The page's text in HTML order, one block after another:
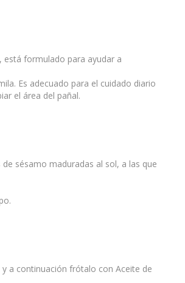
está formulado para ayudar a
Es adecuado para el cuidado diario
el área del pañal.
sésamo maduradas al sol, a las que
a continuación frótalo con Aceite de